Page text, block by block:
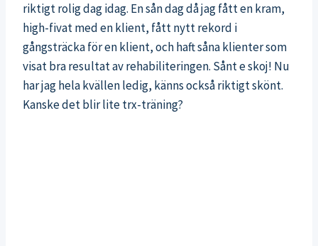
riktigt rolig dag idag. En sån dag då jag fått en kram,
high-fivat med en klient, fått nytt rekord i
gångsträcka för en klient, och haft såna klienter som
visat bra resultat av rehabiliteringen. Sånt e skoj! Nu
har jag hela kvällen ledig, känns också riktigt skönt.
Kanske det blir lite trx-träning?